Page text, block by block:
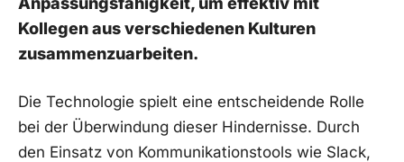
⁤Kollegen aus verschiedenen Kulturen ​
zusammenzuarbeiten.
Die Technologie spielt eine entscheidende Rolle⁣
bei der ⁣Überwindung dieser Hindernisse. ‌Durch
den Einsatz von Kommunikationstools wie Slack,